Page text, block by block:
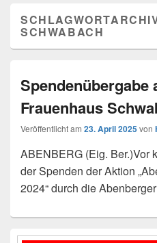
SCHWABACH
Spendenübergabe
Frauenhaus
Veröffentlicht am 23. April 2025von
ABENBERG (Eig. Ber.)Vor
der Spenden der Aktion
2024“ durch die
Primärer